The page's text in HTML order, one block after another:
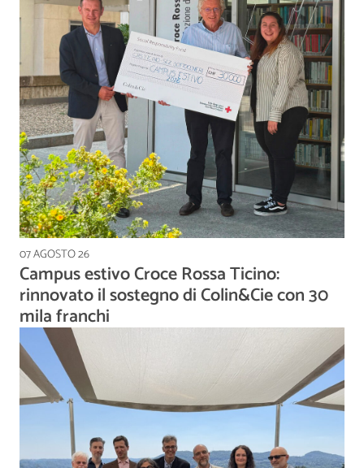
07 AGOSTO 26
Campus estivo Croce Rossa Ticino:
rinnovato il sostegno di Colin&Cie con 30
mila franchi